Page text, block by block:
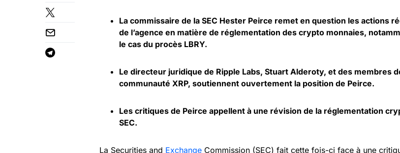
La commissaire de la SEC Hester Peirce remet en question les actions
de l’agence en matière de réglementation des crypto monnaies,
le cas du procès LBRY.
Le directeur juridique de Ripple Labs, Stuart Alderoty, et des membres
communauté XRP, soutiennent ouvertement la position de Peirce.
Les critiques de Peirce appellent à une révision de la réglementation
SEC.
La Securities and Exchange Commission (SEC) fait cette fois-ci face à une